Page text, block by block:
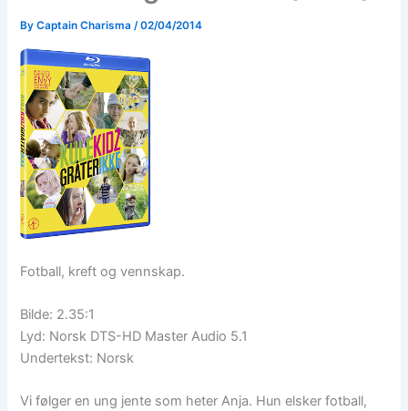
ByCaptain Charisma /02/04/2014
Fotball, kreft og vennskap.
Bilde: 2.35:1
Lyd: Norsk DTS-HD Master Audio 5.1
Undertekst: Norsk
Vi følger en ung jente som heter Anja. Hun elsker fotball,